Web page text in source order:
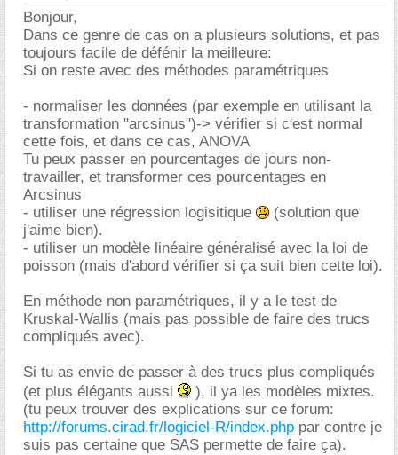
Bonjour,
Dans ce genre de cas on a plusieurs solutions, et pas
toujours facile de défénir la meilleure:
Si on reste avec des méthodes paramétriques
- normaliser les données (par exemple en utilisant la
transformation "arcsinus")-> vérifier si c'est normal
cette fois, et dans ce cas, ANOVA
Tu peux passer en pourcentages de jours non-
travailler, et transformer ces pourcentages en
Arcsinus
- utiliser une régression logisitique
(solution que
j'aime bien).
- utiliser un modèle linéaire généralisé avec la loi de
poisson (mais d'abord vérifier si ça suit bien cette loi).
En méthode non paramétriques, il y a le test de
Kruskal-Wallis (mais pas possible de faire des trucs
compliqués avec).
Si tu as envie de passer à des trucs plus compliqués
(et plus élégants aussi
), il ya les modèles mixtes.
(tu peux trouver des explications sur ce forum:
http://forums.cirad.fr/logiciel-R/index.php par contre je
suis pas certaine que SAS permette de faire ça).